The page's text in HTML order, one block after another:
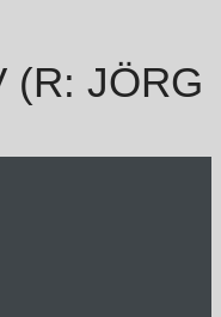
(R: JÖRG